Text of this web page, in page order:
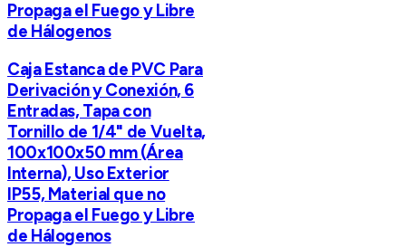
Propaga el Fuego y Libre
de Hálogenos
Caja Estanca de PVC Para
Derivación y Conexión, 6
Entradas, Tapa con
Tornillo de 1/4" de Vuelta,
100x100x50 mm (Área
Interna), Uso Exterior
IP55, Material que no
Propaga el Fuego y Libre
de Hálogenos